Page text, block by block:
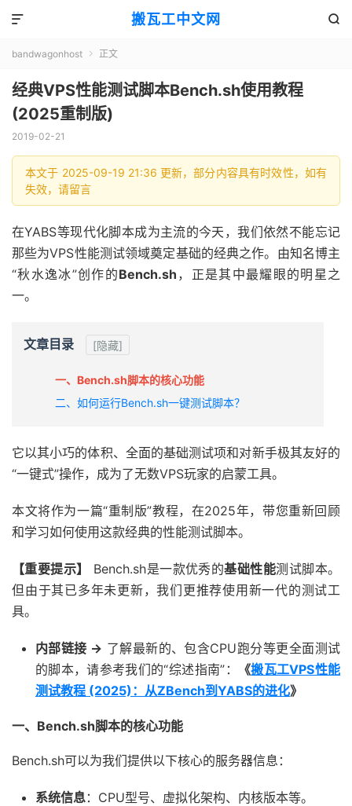
搬瓦工中文网 

bandwagonhost  正文
经典VPS性能测试脚本Bench.sh使用教程
(2025重制版)
2019-02-21
本文于 2025-09-19 21:36 更新，部分内容具有时效性，如有
失效，请留言
在YABS等现代化脚本成为主流的今天，我们依然不能忘记
那些为VPS性能测试领域奠定基础的经典之作。由知名博主
“秋水逸冰”创作的Bench.sh ，正是其中最耀眼的明星之
一。
文章目录 [隐藏]
一、Bench.sh脚本的核心功能
二、如何运行Bench.sh一键测试脚本？
它以其小巧的体积、全面的基础测试项和对新手极其友好的
“一键式”操作，成为了无数VPS玩家的启蒙工具。
本文将作为一篇“重制版”教程，在2025年，带您重新回顾
和学习如何使用这款经典的性能测试脚本。
【重要提示】 Bench.sh是一款优秀的基础性能测试脚本。
但由于其已多年未更新，我们更推荐使用新一代的测试工
具。
内部链接 -> 了解最新的、包含CPU跑分等更全面测试
的脚本，请参考我们的“综述指南”：
《搬瓦工VPS性能
测试教程 (2025)：从ZBench到YABS的进化》
一、Bench.sh脚本的核心功能
Bench.sh可以为我们提供以下核心的服务器信息：
系统信息：CPU型号、虚拟化架构、内核版本等。